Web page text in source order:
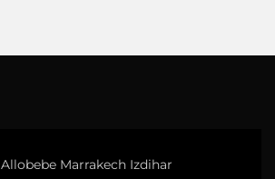
Allobebe Marrakech Izdihar